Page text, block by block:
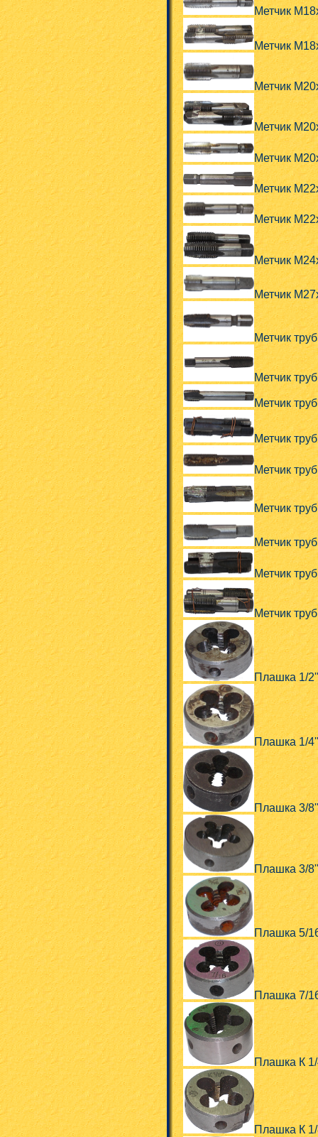
Метчик
Метчик
Метчик
Метчик
Метчик
Метчик
Метчик
Метчик
Метчик
Метчик
Метчик
Метчик
Метчик
Метчик
Метчик
Метчик
Метчик
Метчик
Плашка 1/
Плашка 1/
Плашка 3/
Плашка 3/
Плашка 5/
Плашка 7/
Плашка К
Плашка К